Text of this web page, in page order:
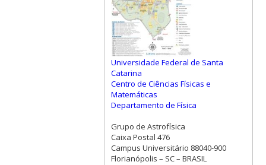
Universidade Federal de Santa
Catarina
Centro de Ciências Físicas e
Matemáticas
Departamento de Física
Grupo de Astrofísica
Caixa Postal 476
Campus Universitário 88040-900
Florianópolis – SC – BRASIL